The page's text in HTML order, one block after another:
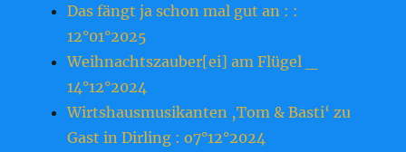
Das fängt ja schon mal gut an : :
12°01°2025
Weihnachtszauber[ei] am Flügel _
14°12°2024
Wirtshausmusikanten ‚Tom & Basti‘ zu
Gast in Dirling : o7°12°2024